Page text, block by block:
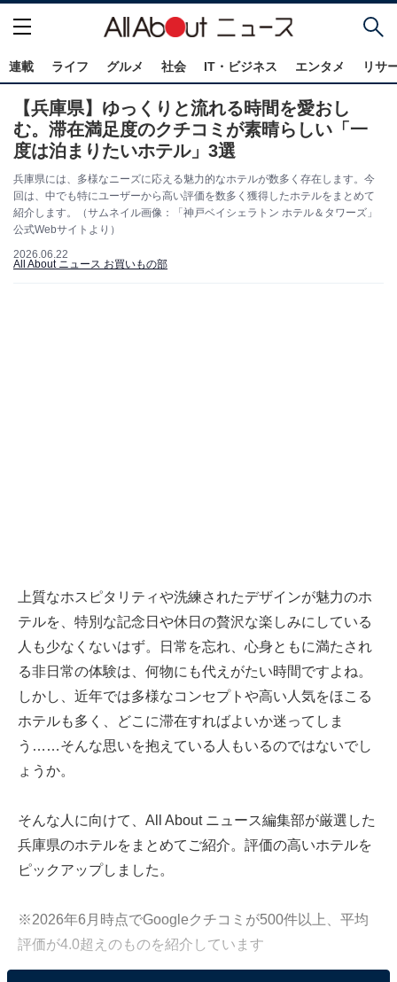
連載 ライフ グルメ 社会 IT・ビジネス エンタメ リサ
【兵庫県】ゆっくりと流れる時間を愛おし
む。滞在満足度のクチコミが素晴らしい「一
度は泊まりたいホテル」3選
兵庫県には、多様なニーズに応える魅力的なホテルが数多く存在します。今
回は、中でも特にユーザーから高い評価を数多く獲得したホテルをまとめて
紹介します。（サムネイル画像：「神戸ベイシェラトン ホテル＆タワーズ」
公式Webサイトより）
2026.06.22
All About ニュース お買いもの部
上質なホスピタリティや洗練されたデザインが魅力のホ
テルを、特別な記念日や休日の贅沢な楽しみにしている
人も少なくないはず。日常を忘れ、心身ともに満たされ
る非日常の体験は、何物にも代えがたい時間ですよね。
しかし、近年では多様なコンセプトや高い人気をほこる
ホテルも多く、どこに滞在すればよいか迷ってしま
う……そんな思いを抱えている人もいるのではないでし
ょうか。
そんな人に向けて、All About ニュース編集部が厳選した
兵庫県のホテルをまとめてご紹介。評価の高いホテルを
ピックアップしました。
※2026年6月時点でGoogleクチコミが500件以上、平均
評価が4.0超えのものを紹介しています